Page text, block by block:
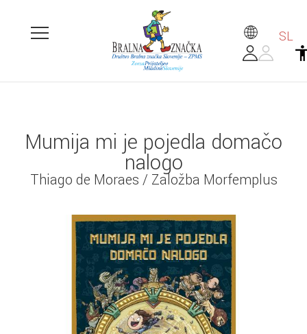
SL
Mumija mi je pojedla domačo
nalogo
Thiago de Moraes / Založba Morfemplus